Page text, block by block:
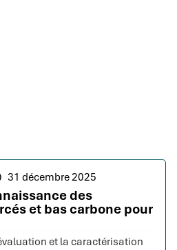
31 décembre 2025
des
et bas carbone pour
et la caractérisation